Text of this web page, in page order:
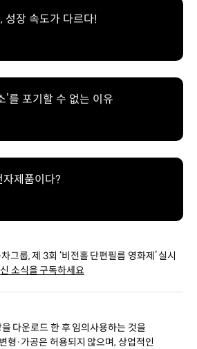
성장 속도가 다르다!
’를 포기할 수 없는 이유
제품이다?
그룹, 제 3회 ‘비전홀 단편필름 영화제’ 실시
소식을 구독하세요
다운로드 한 후 임의사용하는 것을
형·가공은 허용되지 않으며, 상업적인